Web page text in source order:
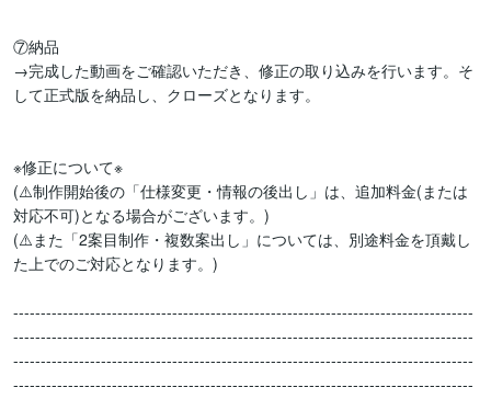
⑦納品
→完成した動画をご確認いただき、修正の取り込みを行います。そ
して正式版を納品し、クローズとなります。
※修正について※
(⚠️制作開始後の「仕様変更・情報の後出し」は、追加料金(または
対応不可)となる場合がございます。)
(⚠️また「2案目制作・複数案出し」については、別途料金を頂戴し
た上でのご対応となります。)
------------------------------------------------------------------------------------
------------------------------------------------------------------------------------
------------------------------------------------------------------------------------
------------------------------------------------------------------------------------